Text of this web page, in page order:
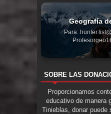
Geografía
Para:
SOBRE LAS
Proporcionamos
educativo de manera
Tinieblas, donar puede